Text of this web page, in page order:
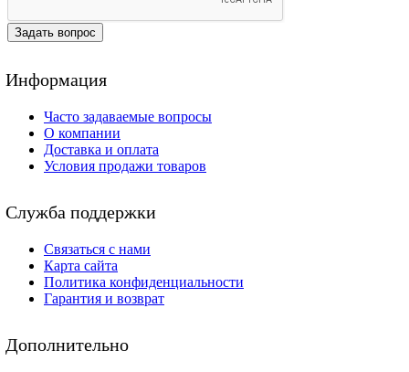
Задать вопрос
Информация
Часто задаваемые вопросы
О компании
Доставка и оплата
Условия продажи товаров
Служба поддержки
Связаться с нами
Карта сайта
Политика конфиденциальности
Гарантия и возврат
Дополнительно